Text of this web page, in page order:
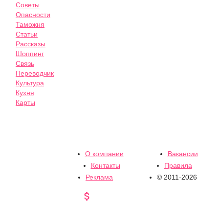
Советы
Опасности
Таможня
Статьи
Рассказы
Шоппинг
Связь
Переводчик
Культура
Кухня
Карты
О компании
Вакансии
Контакты
Правила
Реклама
© 2011-2026
